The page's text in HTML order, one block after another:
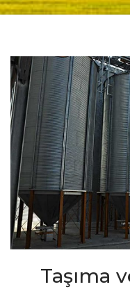
Taşıma